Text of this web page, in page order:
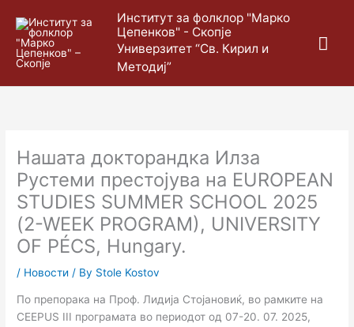
content
Институт за фолклор "Марко
Цепенков" - Скопје
Универзитет “Св. Кирил и
Методиј”
Нашата докторандка Илза
Рустеми престојува на EUROPEAN
STUDIES SUMMER SCHOOL 2025
(2-WEEK PROGRAM), UNIVERSITY
OF PÉCS, Hungary.
/ Новости / By Stole Kostov
По препорака на Проф. Лидија Стојановиќ, во рамките на
CEEPUS III програмата во периодот од 07-20. 07. 2025,